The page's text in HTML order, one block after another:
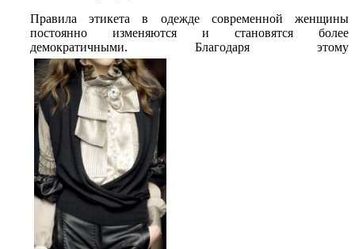
Правила этикета в одежде современной женщины
постоянно изменяются и становятся более
демократичными. Благодаря этому